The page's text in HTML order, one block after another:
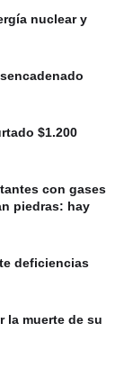
nuclear y
$1.200
con gases
piedras: hay
deficiencias
la muerte de su